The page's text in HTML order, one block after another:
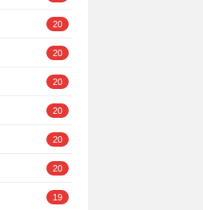
20
20
20
20
20
20
19